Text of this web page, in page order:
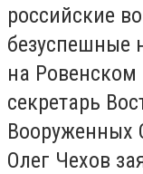
российские
безуспешные
на
секретарь
Вооруженных
Олег Чехов